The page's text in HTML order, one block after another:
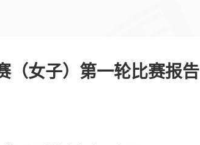
（女子）第一轮比赛报告